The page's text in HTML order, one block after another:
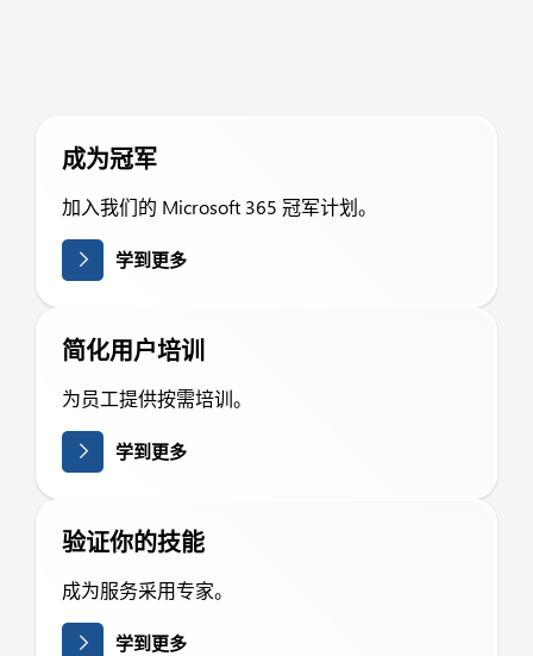
成为冠军
加入我们的 Microsoft 365 冠军计划。
学到更多
简化用户培训
为员工提供按需培训。
学到更多
验证你的技能
成为服务采用专家。
学到更多